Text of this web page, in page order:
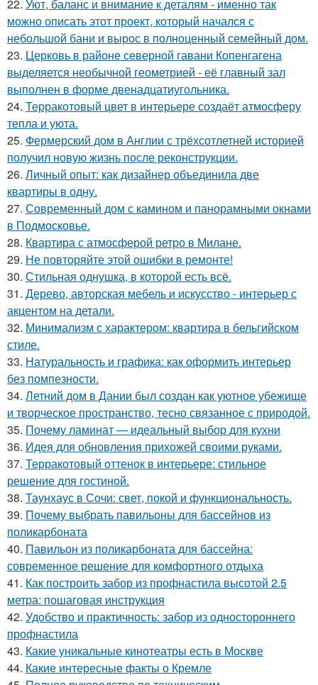
22. Уют, баланс и внимание к деталям - именно так
можно описать этот проект, который начался с
небольшой бани и вырос в полноценный семейный дом.
23. Церковь в районе северной гавани Копенгагена
выделяется необычной геометрией - её главный зал
выполнен в форме двенадцатиугольника.
24. Терракотовый цвет в интерьере создаёт атмосферу
тепла и уюта.
25. Фермерский дом в Англии с трёхсотлетней историей
получил новую жизнь после реконструкции.
26. Личный опыт: как дизайнер объединила две
квартиры в одну.
27. Современный дом с камином и панорамными окнами
в Подмосковье.
28. Квартира с атмосферой ретро в Милане.
29. Не повторяйте этой ошибки в ремонте!
30. Стильная однушка, в которой есть всё.
31. Дерево, авторская мебель и искусство - интерьер с
акцентом на детали.
32. Минимализм с характером: квартира в бельгийском
стиле.
33. Натуральность и графика: как оформить интерьер
без помпезности.
34. Летний дом в Дании был создан как уютное убежище
и творческое пространство, тесно связанное с природой.
35. Почему ламинат — идеальный выбор для кухни
36. Идея для обновления прихожей своими руками.
37. Терракотовый оттенок в интерьере: стильное
решение для гостиной.
38. Таунхаус в Сочи: свет, покой и функциональность.
39. Почему выбрать павильоны для бассейнов из
поликарбоната
40. Павильон из поликарбоната для бассейна:
современное решение для комфортного отдыха
41. Как построить забор из профнастила высотой 2.5
метра: пошаговая инструкция
42. Удобство и практичность: забор из одностороннего
профнастила
43. Какие уникальные кинотеатры есть в Москве
44. Какие интересные факты о Кремле